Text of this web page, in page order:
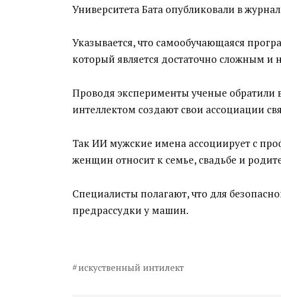
Университета Бата опубликовали в
Указывается, что самообучающаяся
который является достаточно сложным и
Проводя эксперименты ученые обратили
интеллектом создают свои ассоциации
Так ИИ мужские имена ассоциирует с
женщин относит к семье, свадьбе и
Специалисты полагают, что для
предрассудки у машин.
искуственный интилект